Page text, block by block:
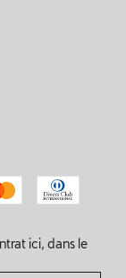
ici, dans le